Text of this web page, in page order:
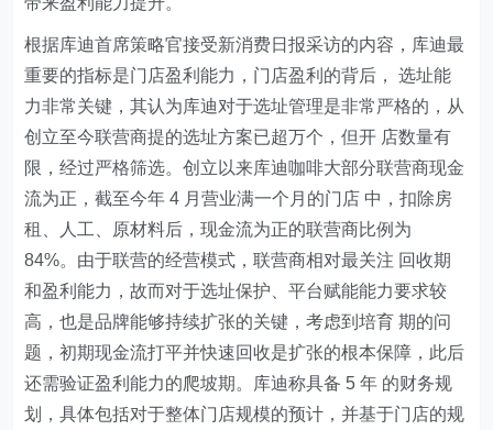
根据库迪首席策略官接受新消费日报采访的内容，库迪最
重要的指标是门店盈利能力，门店盈利的背后， 选址能
力非常关键，其认为库迪对于选址管理是非常严格的，从
创立至今联营商提的选址方案已超万个，但开 店数量有
限，经过严格筛选。创立以来库迪咖啡大部分联营商现金
流为正，截至今年 4 月营业满一个月的门店 中，扣除房
租、人工、原材料后，现金流为正的联营商比例为
84%。由于联营的经营模式，联营商相对最关注 回收期
和盈利能力，故而对于选址保护、平台赋能能力要求较
高，也是品牌能够持续扩张的关键，考虑到培育 期的问
题，初期现金流打平并快速回收是扩张的根本保障，此后
还需验证盈利能力的爬坡期。库迪称具备 5 年 的财务规
划，具体包括对于整体门店规模的预计，并基于门店的规